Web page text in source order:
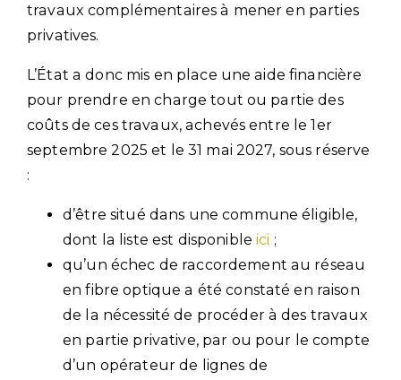
travaux complémentaires à mener en parties
privatives.
L’État a donc mis en place une aide financière
pour prendre en charge tout ou partie des
coûts de ces travaux, achevés entre le 1er
septembre 2025 et le 31 mai 2027, sous réserve
:
d’être situé dans une commune éligible,
dont la liste est disponibleici ;
qu’un échec de raccordement au réseau
en fibre optique a été constaté en raison
de la nécessité de procéder à des travaux
en partie privative, par ou pour le compte
d’un opérateur de lignes de